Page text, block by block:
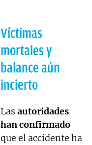
Víctimas
mortales y
balance aún
incierto
Lasautoridades
han confirmado
que el accidente ha